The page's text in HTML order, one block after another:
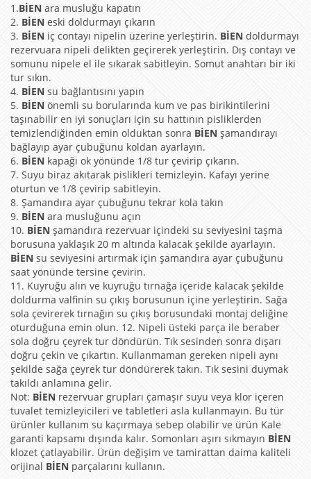
1.BİEN ara musluğu kapatın
2. BİEN eski doldurmayı çıkarın
3. BİEN iç contayı nipelin üzerine yerleştirin. BİEN doldurmayı
rezervuara nipeli delikten geçirerek yerleştirin. Dış contayı ve
somunu nipele el ile sıkarak sabitleyin. Somut anahtarı bir iki
tur sıkın.
4. BİEN su bağlantısını yapın
5. BİEN önemli su borularında kum ve pas birikintilerini
taşınabilir en iyi sonuçları için su hattının pisliklerden
temizlendiğinden emin olduktan sonra BİEN şamandırayı
bağlayıp ayar çubuğunu koldan ayarlayın.
6. BİEN kapağı ok yönünde 1/8 tur çevirip çıkarın.
7. Suyu biraz akıtarak pislikleri temizleyin. Kafayı yerine
oturtun ve 1/8 çevirip sabitleyin.
8. Şamandıra ayar çubuğunu tekrar kola takın
9. BİEN ara musluğunu açın
10. BİEN şamandıra rezervuar içindeki su seviyesini taşma
borusuna yaklaşık 20 m altında kalacak şekilde ayarlayın.
BİEN su seviyesini artırmak için şamandıra ayar çubuğunu
saat yönünde tersine çevirin.
11. Kuyruğu alın ve kuyruğu tırnağa içeride kalacak şekilde
doldurma valfinin su çıkış borusunun içine yerleştirin. Sağa
sola çevirerek tırnağın su çıkış borusundaki montaj deliğine
oturduğuna emin olun. 12. Nipeli üsteki parça ile beraber
sola doğru çeyrek tur döndürün. Tık sesinden sonra dışarı
doğru çekin ve çıkartın. Kullanmaman gereken nipeli aynı
şekilde sağa çeyrek tur döndürerek takın. Tık sesini duymak
takıldı anlamına gelir.
Not: BİEN rezervuar grupları çamaşır suyu veya klor içeren
tuvalet temizleyicileri ve tabletleri asla kullanmayın. Bu tür
ürünler kullanım su kaçırmaya sebep olabilir ve ürün Kale
garanti kapsamı dışında kalır. Somonları aşırı sıkmayın BİEN
klozet çatlayabilir. Ürün değişim ve tamirattan daima kaliteli
orijinal BİEN parçalarını kullanın.